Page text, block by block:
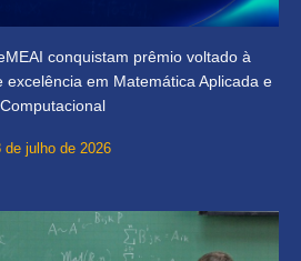
conquistam prêmio voltado à
excelência em Matemática Aplicada e
Computacional
de julho de 2026